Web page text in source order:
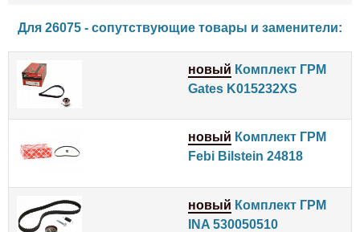
Для 26075 - сопутствующие товары и заменители:
новый Комплект ГРМ
Gates K015232XS
новый Комплект ГРМ
Febi Bilstein 24818
новый Комплект ГРМ
INA 530050510